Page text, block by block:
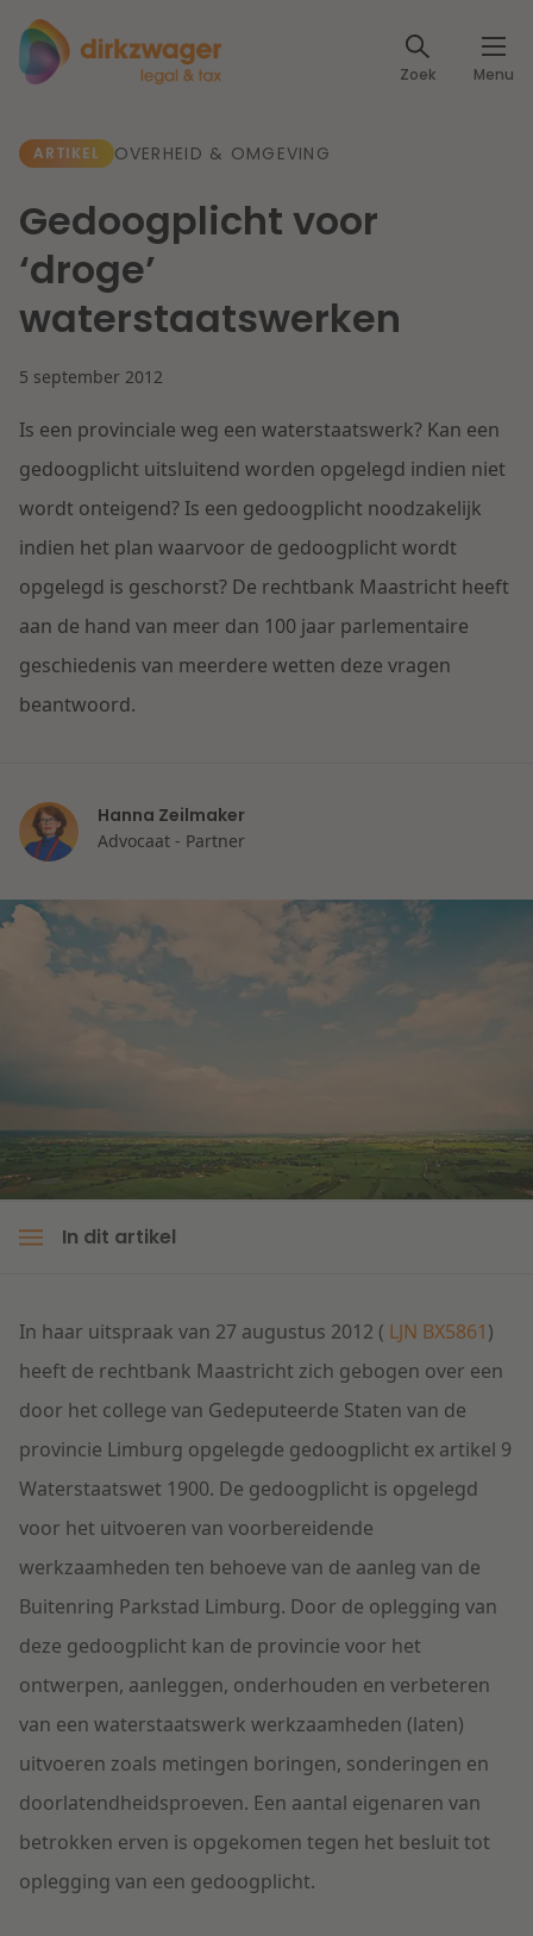
Zoek Menu
Expertises
Fiscaal
Arbeid & Pensioen
IE & Innovatie
Herstructurering & Insolventie
Energie
Zorg & Sociaal domein
Vastgoed
Aanbesteding & Mededinging
Onderwijs
Dichtbij een toekomstbestendige zorg
Lees meer
Dichtbij de kansen en uitdagingen in de
Lees meer
Dichtbij de wendbare onderneming
Artikelen
Klantcases
Events
Specialisten
Over ons
Over Dirkzwager
Internationale partners
Nieuws
Werken bij
Contact
Nederlands
ARTIKEL OVERHEID & OMGEVING
Gedoogplicht voor
‘droge’
waterstaatswerken
5 september 2012
Is een provinciale weg een waterstaatswerk? Kan een
gedoogplicht uitsluitend worden opgelegd indien niet
wordt onteigend? Is een gedoogplicht noodzakelijk
indien het plan waarvoor de gedoogplicht wordt
opgelegd is geschorst? De rechtbank Maastricht heeft
aan de hand van meer dan 100 jaar parlementaire
geschiedenis van meerdere wetten deze vragen
beantwoord.
Hanna Zeilmaker
Advocaat - Partner
In dit artikel
In haar uitspraak van 27 augustus 2012 ( LJN BX5861)
heeft de rechtbank Maastricht zich gebogen over een
door het college van Gedeputeerde Staten van de
provincie Limburg opgelegde gedoogplicht ex artikel 9
Waterstaatswet 1900. De gedoogplicht is opgelegd
voor het uitvoeren van voorbereidende
werkzaamheden ten behoeve van de aanleg van de
Buitenring Parkstad Limburg. Door de oplegging van
deze gedoogplicht kan de provincie voor het
ontwerpen, aanleggen, onderhouden en verbeteren
van een waterstaatswerk werkzaamheden (laten)
uitvoeren zoals metingen boringen, sonderingen en
doorlatendheidsproeven. Een aantal eigenaren van
betrokken erven is opgekomen tegen het besluit tot
oplegging van een gedoogplicht.